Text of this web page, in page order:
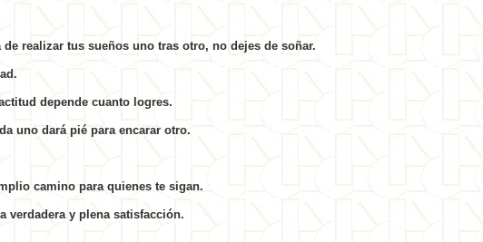
realizar tus sueños uno tras otro, no dejes de soñar.
depende cuanto logres.
uno dará pié para encarar otro.
camino para quienes te sigan.
verdadera y plena satisfacción.